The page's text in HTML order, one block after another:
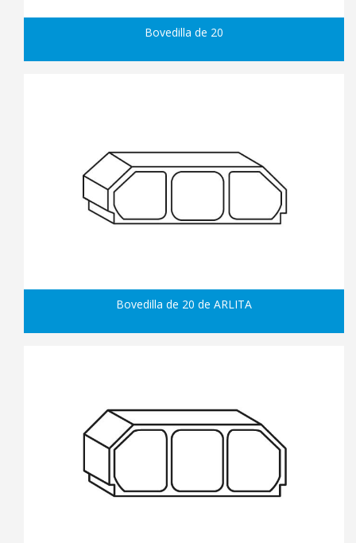
Bovedilla de 20
Bovedilla de 20 de ARLITA